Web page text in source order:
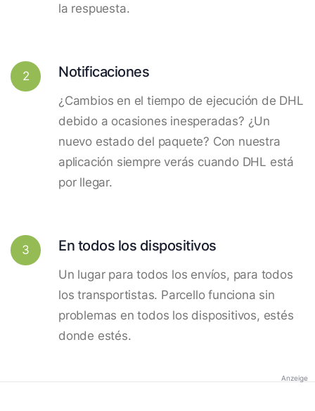
la respuesta.
2 Notificaciones
¿Cambios en el tiempo de ejecución de DHL
debido a ocasiones inesperadas? ¿Un
nuevo estado del paquete? Con nuestra
aplicación siempre verás cuando DHL está
por llegar.
3 En todos los dispositivos
Un lugar para todos los envíos, para todos
los transportistas. Parcello funciona sin
problemas en todos los dispositivos, estés
donde estés.
Anzeige